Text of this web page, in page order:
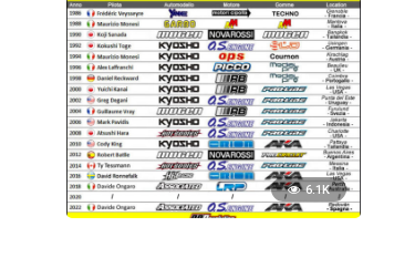
6.1K